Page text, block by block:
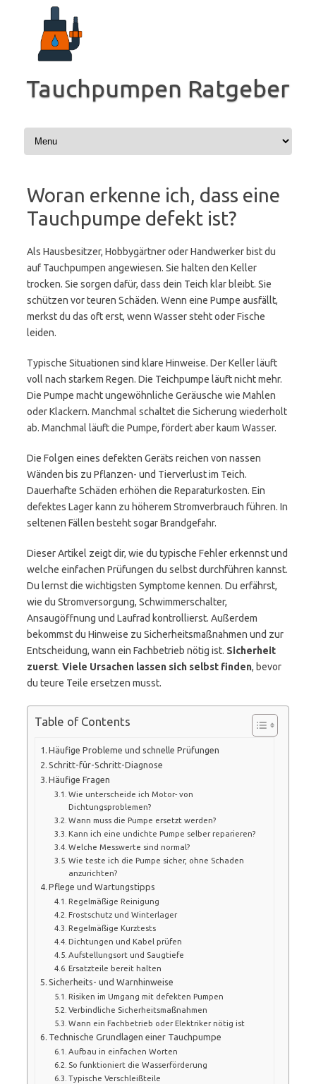
springen
Tauchpumpen Ratgeber
Woran erkenne ich, dass eine
Tauchpumpe defekt ist?
Als Hausbesitzer, Hobbygärtner oder Handwerker bist du
auf Tauchpumpen angewiesen. Sie halten den Keller
trocken. Sie sorgen dafür, dass dein Teich klar bleibt. Sie
schützen vor teuren Schäden. Wenn eine Pumpe ausfällt,
merkst du das oft erst, wenn Wasser steht oder Fische
leiden.
Typische Situationen sind klare Hinweise. Der Keller läuft
voll nach starkem Regen. Die Teichpumpe läuft nicht mehr.
Die Pumpe macht ungewöhnliche Geräusche wie Mahlen
oder Klackern. Manchmal schaltet die Sicherung wiederholt
ab. Manchmal läuft die Pumpe, fördert aber kaum Wasser.
Die Folgen eines defekten Geräts reichen von nassen
Wänden bis zu Pflanzen- und Tierverlust im Teich.
Dauerhafte Schäden erhöhen die Reparaturkosten. Ein
defektes Lager kann zu höherem Stromverbrauch führen. In
seltenen Fällen besteht sogar Brandgefahr.
Dieser Artikel zeigt dir, wie du typische Fehler erkennst und
welche einfachen Prüfungen du selbst durchführen kannst.
Du lernst die wichtigsten Symptome kennen. Du erfährst,
wie du Stromversorgung, Schwimmerschalter,
Ansaugöffnung und Laufrad kontrollierst. Außerdem
bekommst du Hinweise zu Sicherheitsmaßnahmen und zur
Entscheidung, wann ein Fachbetrieb nötig ist. Sicherheit
zuerst. Viele Ursachen lassen sich selbst finden, bevor
du teure Teile ersetzen musst.
Table of Contents
Häufige Probleme und schnelle Prüfungen
Schritt-für-Schritt-Diagnose
Häufige Fragen
Wie unterscheide ich Motor- von
Dichtungsproblemen?
Wann muss die Pumpe ersetzt werden?
Kann ich eine undichte Pumpe selber reparieren?
Welche Messwerte sind normal?
Wie teste ich die Pumpe sicher, ohne Schaden
anzurichten?
Pflege und Wartungstipps
Regelmäßige Reinigung
Frostschutz und Winterlager
Regelmäßige Kurztests
Dichtungen und Kabel prüfen
Aufstellungsort und Saugtiefe
Ersatzteile bereit halten
Sicherheits- und Warnhinweise
Risiken im Umgang mit defekten Pumpen
Verbindliche Sicherheitsmaßnahmen
Wann ein Fachbetrieb oder Elektriker nötig ist
Technische Grundlagen einer Tauchpumpe
Aufbau in einfachen Worten
So funktioniert die Wasserförderung
Typische Verschleißteile